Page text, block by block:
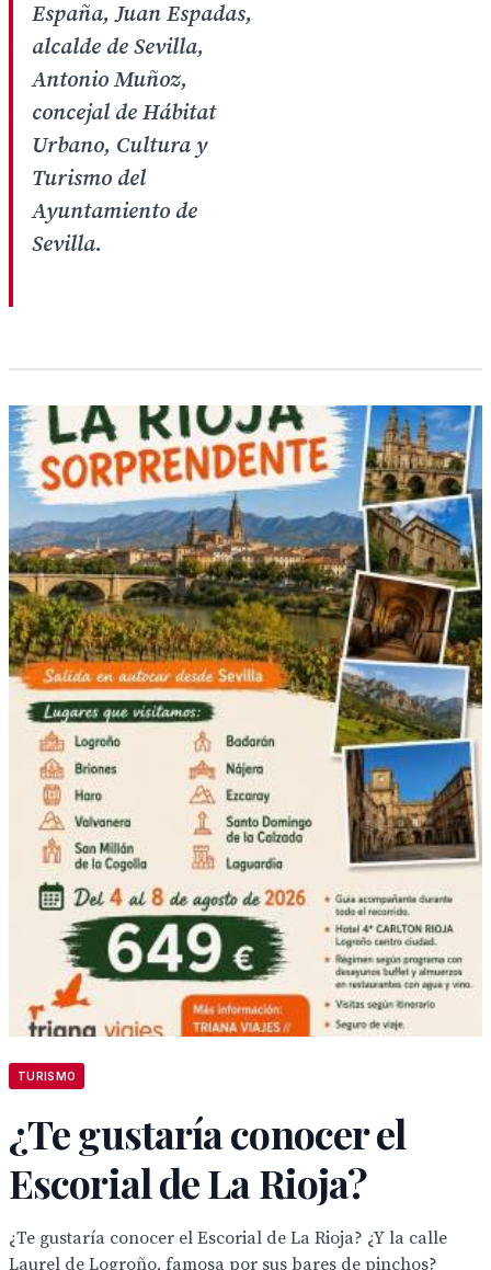
España, Juan Espadas,
alcalde de Sevilla,
Antonio Muñoz,
concejal de Hábitat
Urbano, Cultura y
Turismo del
Ayuntamiento de
Sevilla.
TURISMO
¿Te gustaría conocer el
Escorial de La Rioja?
¿Te gustaría conocer el Escorial de La Rioja? ¿Y la calle
Laurel de Logroño, famosa por sus bares de pinchos?